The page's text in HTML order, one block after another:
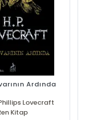
Ardında
Lovecraft
Kitap